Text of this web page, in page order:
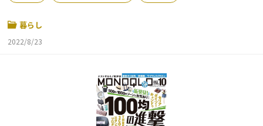
暮らし
2022/8/23